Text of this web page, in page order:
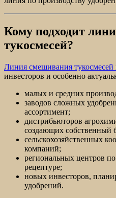
Кому подходит
тукосмесей?
Линия смешивания тукосмесей
инвесторов и особенно
малых и средних
заводов сложных
ассортимент;
дистрибьюторов
создающих собственный
сельскохозяйственных
компаний;
региональных центров
рецептуре;
новых инвесторов,
удобрений.